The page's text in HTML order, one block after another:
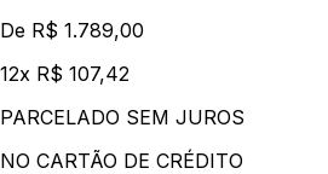
De R$ 1.789,00
12x R$ 107,42
PARCELADO SEM JUROS
NO CARTÃO DE CRÉDITO